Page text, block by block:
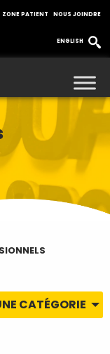
ZONE PATIENT NOUS JOINDRE
ENGLISH
CATÉGORIE